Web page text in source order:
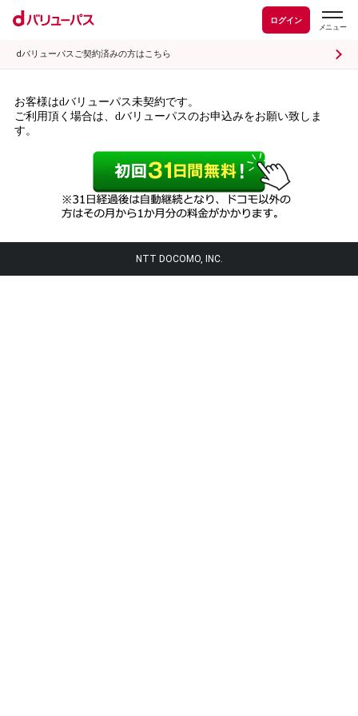
ログイン
dバリューパスご契約済みの方はこちら
お客様はdバリューパス未契約です。
ご利用頂く場合は、dバリューパスのお申込みをお願い致しま
す。
NTT DOCOMO, INC.